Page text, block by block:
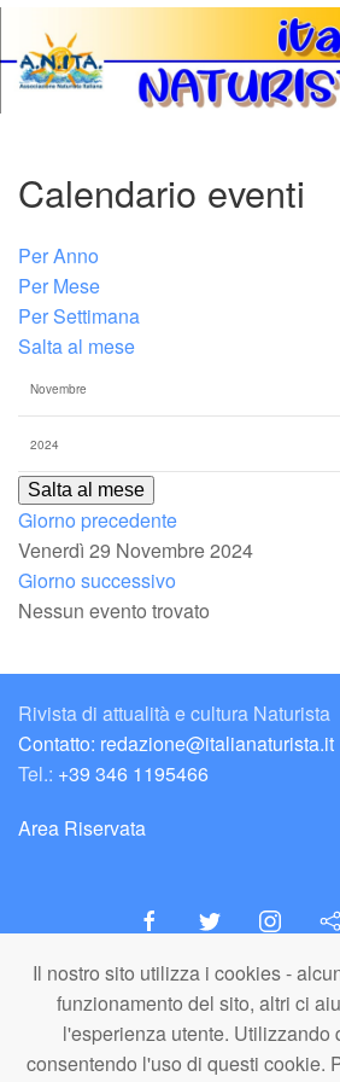
Il nostro sito utilizza i cookies -
funzionamento del sito, altri ci
l'esperienza utente. Utilizzando
consentendo l'uso di questi cookie.
Calendario eventi
Per Anno
Per Mese
Per Settimana
Salta al mese
Salta al mese
Giorno precedente
Venerdì 29 Novembre 2024
Giorno successivo
Nessun evento trovato
Rivista di attualità e cultura Naturista
Contatto: redazione@italianaturista.it
Tel.: +39 346 1195466
Area Riservata
italiaNATURISTA
Editore e Redazione
A.N.ITA. Associazione Naturista
C.F. 80203710159